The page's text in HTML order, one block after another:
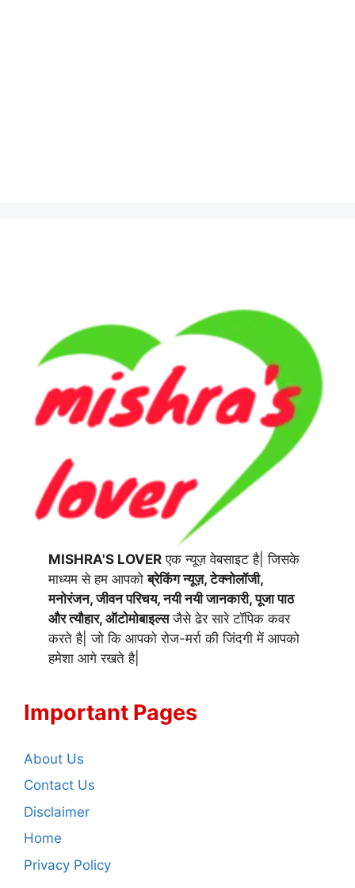
MISHRA'S LOVER एक न्यूज़ वेबसाइट है| जिसके
माध्यम से हम आपकोब्रेकिंग न्यूज़, टेक्नोलॉजी,
मनोरंजन, जीवन परिचय, नयी नयी जानकारी, पूजा पाठ
और त्यौहार, ऑटोमोबाइल्सजैसे ढेर सारे टॉपिक कवर
करते है| जो कि आपको रोज-मर्रा की जिंदगी में आपको
हमेशा आगे रखते है|
Important Pages
About Us
Contact Us
Disclaimer
Home
Privacy Policy